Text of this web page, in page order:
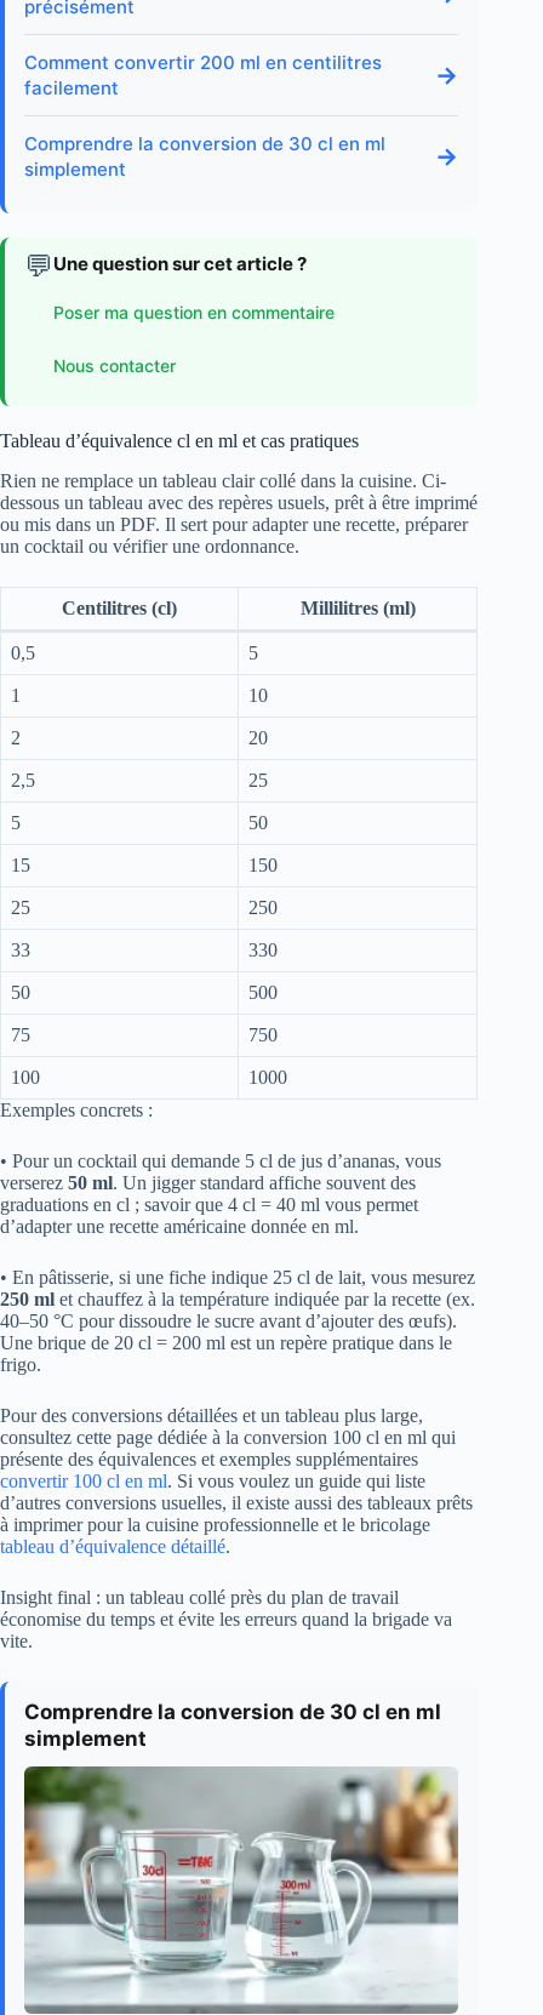
précisément
Comment convertir 200 ml en centilitres
facilement
→
Comprendre la conversion de 30 cl en ml
simplement
→
💬 Une question sur cet article ?
Poser ma question en commentaire
Nous contacter
Tableau d’équivalence cl en ml et cas pratiques
Rien ne remplace un tableau clair collé dans la cuisine. Ci-
dessous un tableau avec des repères usuels, prêt à être imprimé
ou mis dans un PDF. Il sert pour adapter une recette, préparer
un cocktail ou vérifier une ordonnance.
Centilitres (cl) Millilitres (ml)
0,5 5
1 10
2 20
2,5 25
5 50
15 150
25 250
33 330
50 500
75 750
100
1000
Exemples concrets :
• Pour un cocktail qui demande 5 cl de jus d’ananas, vous
verserez 50 ml. Un jigger standard affiche souvent des
graduations en cl ; savoir que 4 cl = 40 ml vous permet
d’adapter une recette américaine donnée en ml.
• En pâtisserie, si une fiche indique 25 cl de lait, vous mesurez
250 ml et chauffez à la température indiquée par la recette (ex.
40–50 °C pour dissoudre le sucre avant d’ajouter des œufs).
Une brique de 20 cl = 200 ml est un repère pratique dans le
frigo.
Pour des conversions détaillées et un tableau plus large,
consultez cette page dédiée à la conversion 100 cl en ml qui
présente des équivalences et exemples supplémentaires
convertir 100 cl en ml. Si vous voulez un guide qui liste
d’autres conversions usuelles, il existe aussi des tableaux prêts
à imprimer pour la cuisine professionnelle et le bricolage
tableau d’équivalence détaillé.
Insight final : un tableau collé près du plan de travail
économise du temps et évite les erreurs quand la brigade va
vite.
Comprendre la conversion de 30 cl en ml
simplement